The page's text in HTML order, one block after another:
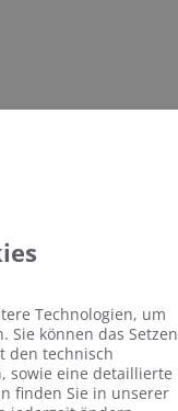
Technologien, um
können das Setzen
den technisch
sowie eine detaillierte
finden Sie in unserer